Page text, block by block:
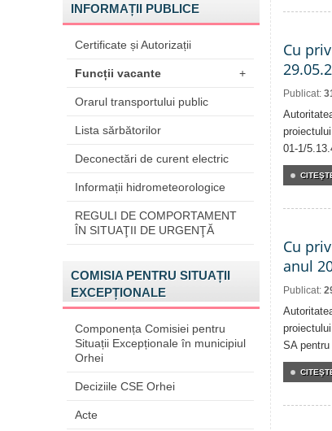
INFORMAȚII PUBLICE
Certificate și Autorizații
Funcții vacante +
Orarul transportului public
Lista sărbătorilor
Deconectări de curent electric
Informații hidrometeorologice
REGULI DE COMPORTAMENT
ÎN SITUAŢII DE URGENŢĂ
COMISIA PENTRU SITUAȚII
EXCEPȚIONALE
Componența Comisiei pentru
Situații Excepționale în municipiul
Orhei
Deciziile CSE Orhei
Acte
Cu
Publicat:
01-1/
Cu
anul
Publicat:
SA pentru